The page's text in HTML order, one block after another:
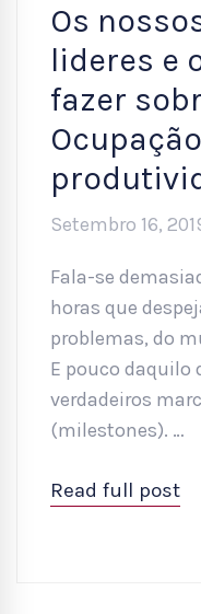
Os
lideres e
fazer
Setembro 16,
Fala-se
horas que
problemas, do
E pouco daquilo
verdadeiros
(milestones). …
Read full post